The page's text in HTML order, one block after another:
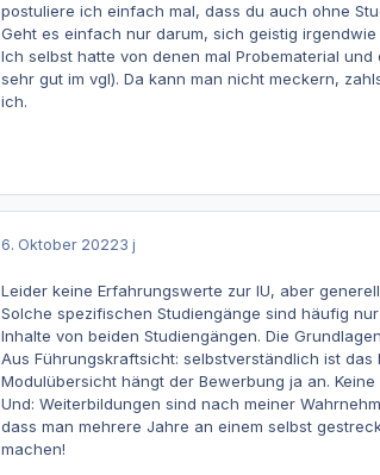
postuliere ich einfach mal, dass du auch ohne
Geht es einfach nur darum, sich geistig
Ich selbst hatte von denen mal Probematerial
sehr gut im vgl). Da kann man nicht meckern,
ich.
6. Oktober 20223 j
Leider keine Erfahrungswerte zur IU, aber
Solche spezifischen Studiengänge sind häufig
Inhalte von beiden Studiengängen. Die
Aus Führungskraftsicht: selbstverständlich ist
Modulübersicht hängt der Bewerbung ja an.
Und: Weiterbildungen sind nach meiner
dass man mehrere Jahre an einem selbst
machen!